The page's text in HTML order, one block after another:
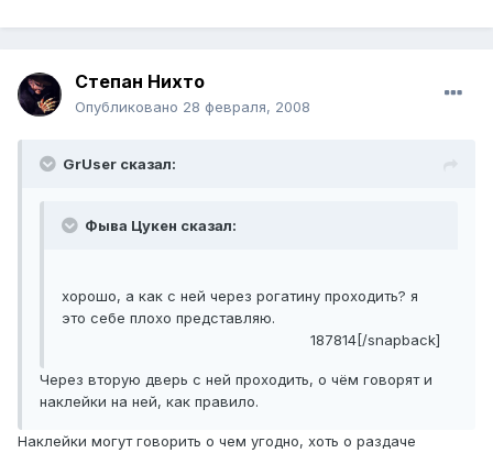
Степан Нихто
Опубликовано 28 февраля, 2008
GrUser сказал:
Фыва Цукен сказал:
хорошо, а как с ней через рогатину проходить? я
это себе плохо представляю.
187814[/snapback]
Через вторую дверь с ней проходить, о чём говорят и
наклейки на ней, как правило.
Наклейки могут говорить о чем угодно, хоть о раздаче